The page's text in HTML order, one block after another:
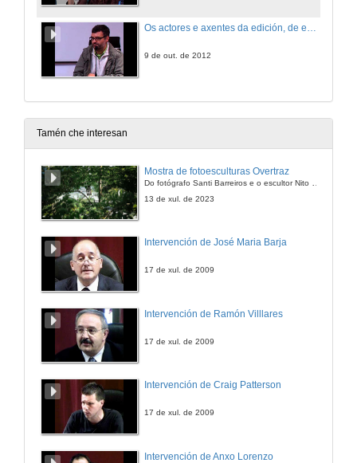
Os actores e axentes da edición, de emprendedores para emprendedores
9 de out. de 2012
Tamén che interesan
Mostra de fotoesculturas Overtraz
Do fotógrafo Santi Barreiros e o escultor Nito Contreras.
13 de xul. de 2023
Intervención de José Maria Barja
17 de xul. de 2009
Intervención de Ramón Villlares
17 de xul. de 2009
Intervención de Craig Patterson
17 de xul. de 2009
Intervención de Anxo Lorenzo